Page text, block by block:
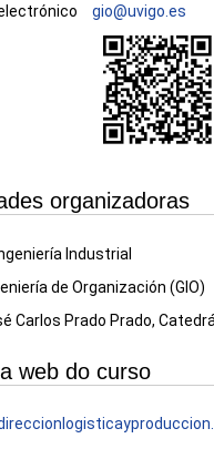
gio@uvigo.es
organizadoras
Industrial
de Organización (GIO)
Carlos Prado Prado,
web do curso